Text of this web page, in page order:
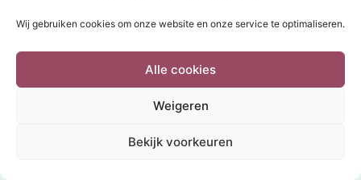
Wij gebruiken cookies om onze website en onze service te optimaliseren.
Alle cookies
Weigeren
Bekijk voorkeuren
POWERED BY
Wild Sea 2020